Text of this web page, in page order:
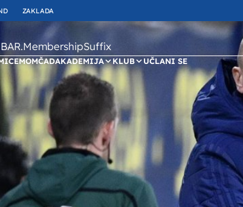
ZAKLADA
MOMČADAKADEMIJA KLUB UČLANI SE